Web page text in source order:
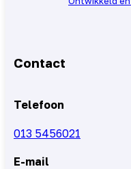
Contact
Telefoon
013 5456021
E-mail